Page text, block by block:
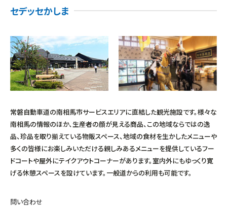
セデッセかしま
常磐自動車道の南相馬市サービスエリアに直結した観光施設です。様々な
南相馬の情報のほか、生産者の顔が見える商品、この地域ならではの逸
品、珍品を取り揃えている物販スペース、地域の食材を生かしたメニューや
多くの皆様にお楽しみいただける親しみあるメニューを提供しているフー
ドコートや屋外にテイクアウトコーナーがあります。室内外にもゆっくり寛
げる休憩スペースを設けています。一般道からの利用も可能です。
問い合わせ